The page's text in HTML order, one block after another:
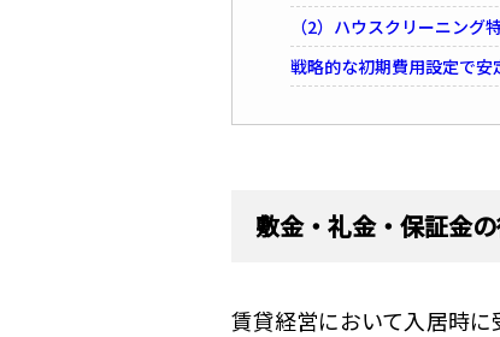
（2）ハウスクリーニング
戦略的な初期費用設定で
敷金・礼金・保証金
賃貸経営において入居時に